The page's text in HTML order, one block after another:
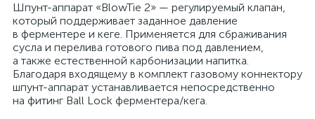
Шпунт-аппарат «BlowTie 2» — регулируемый клапан,
который поддерживает заданное давление
в ферментере и кеге. Применяется для сбраживания
сусла и перелива готового пива под давлением,
а также естественной карбонизации напитка.
Благодаря входящему в комплект газовому коннектору
шпунт-аппарат устанавливается непосредственно
на фитинг Ball Lock ферментера/кега.